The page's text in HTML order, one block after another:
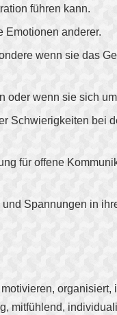
führen kann.
Emotionen anderer.
wenn sie das
oder wenn sie sich
Schwierigkeiten bei
für offene
Spannungen in
organisiert,
mitfühlend,